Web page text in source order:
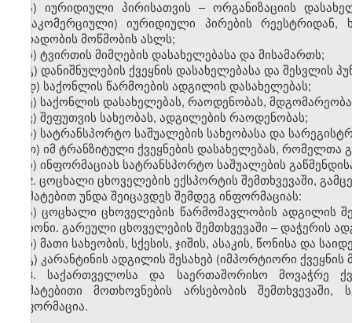
ა) იურიდიული პირისათვის – ორგანიზაციის
(არაკომერციული) იურიდიული პირების
პირადობის მოწმობის ასლს;
ბ) ტვირთის მიმღების დასახელებასა და მისამართს;
გ) დანიშნულების ქვეყნის დასახელებასა და შესვლის
დ) საქონლის წარმოების ადგილის დასახელებას;
ე) საქონლის დასახელებას, რაოდენობას,
ვ) შეფუთვის სახეობას, ადგილების რაოდენობას;
ზ) სატრანსპორტო საშუალების სახეობასა და
თ) იმ ტრანზიტული ქვეყნების დასახელებას,
ი) ინფორმაციას სატრანსპორტო საშუალების
2. ცოცხალი ცხოველების ექსპორტის შემთხვევაში,
დამატებით უნდა შეიცავდეს შემდეგ ინფორმაციას:
ა) ცოცხალი ცხოველების წარმომავლობის ადგილის
რაიონი. გარეული ცხოველების შემთხვევაში – დაჭერის
ბ) მათი სახეობის, სქესის, ჯიშის, ასაკის, წონისა და
გ) კარანტინის ადგილის შესახებ (იმპორტიორი
3. საქართველოსა და საერთაშორისო მოვაჭრე
დამატებითი მოთხოვნების არსებობის
ინფორმაცია.